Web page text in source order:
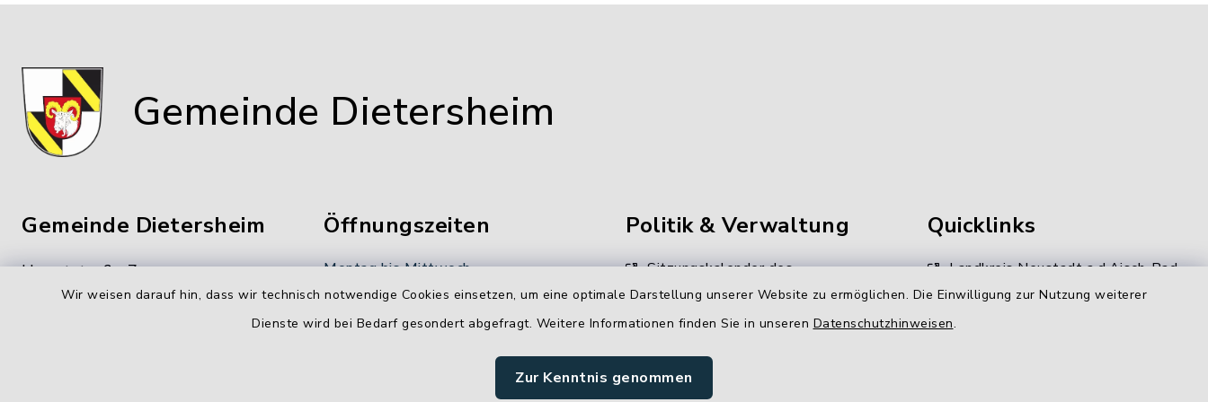
Wir weisen darauf hin, dass wir technisch notwendige Cookies einsetzen, um eine optimale Darstellung unserer Website zu ermöglichen. Die Einwilligung zur Nutzung weiterer
Dienste wird bei Bedarf gesondert abgefragt. Weitere Informationen finden Sie in unseren Datenschutzhinweisen.
Zur Kenntnis genommen
Gemeinde Dietersheim
Gemeinde Dietersheim
Hauptstraße 7
91463 Dietersheim
Öffnungszeiten
Montag bis Mittwoch
8.00-12.00 Uhr
Politik & Verwaltung
Sitzungskalender des
Gemeinderates
Unsere
Stellenangebote
Quicklinks
Landkreis Neustadt a.d.Aisch-Bad
Windsheim
Kommunale Allianz